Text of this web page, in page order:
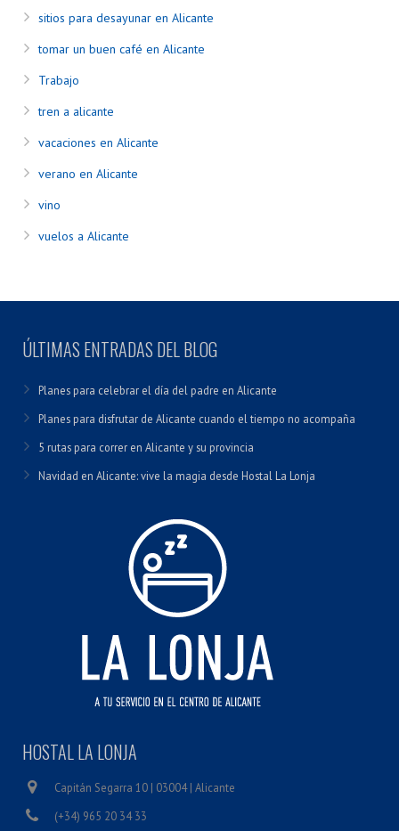
sitios para desayunar en Alicante
tomar un buen café en Alicante
Trabajo
tren a alicante
vacaciones en Alicante
verano en Alicante
vino
vuelos a Alicante
ÚLTIMAS ENTRADAS DEL BLOG
Planes para celebrar el día del padre en Alicante
Planes para disfrutar de Alicante cuando el tiempo no acompaña
5 rutas para correr en Alicante y su provincia
Navidad en Alicante: vive la magia desde Hostal La Lonja
HOSTAL LA LONJA
Capitán Segarra 10 | 03004 | Alicante
(+34) 965 20 34 33